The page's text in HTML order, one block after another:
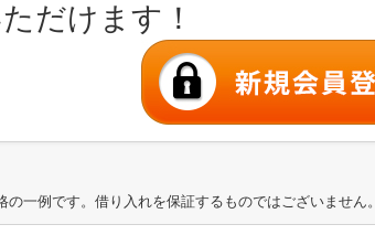
だけます！
一例です。借り入れを保証するものではございません。